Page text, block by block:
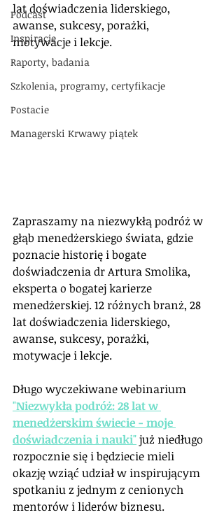
Podcast
Inspiracje
Raporty, badania
Szkolenia, programy, certyfikacje
Postacie
Managerski Krwawy piątek
lat doświadczenia liderskiego,
awanse, sukcesy, porażki,
motywacje i lekcje.
Zapraszamy na niezwykłą podróż w
głąb menedżerskiego świata, gdzie
poznacie historię i bogate
doświadczenia dr Artura Smolika,
eksperta o bogatej karierze
menedżerskiej. 12 różnych branż, 28
lat doświadczenia liderskiego,
awanse, sukcesy, porażki,
motywacje i lekcje.
Długo wyczekiwane webinarium
"Niezwykła podróż: 28 lat w
menedżerskim świecie - moje
doświadczenia i nauki" już niedługo
rozpocznie się i będziecie mieli
okazję wziąć udział w inspirującym
spotkaniu z jednym z cenionych
mentorów i liderów biznesu.